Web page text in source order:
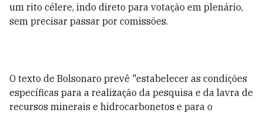
um rito célere, indo direto para votação em plenário,
sem precisar passar por comissões.
O texto de Bolsonaro prevê "estabelecer as condições
específicas para a realização da pesquisa e da lavra de
recursos minerais e hidrocarbonetos e para o